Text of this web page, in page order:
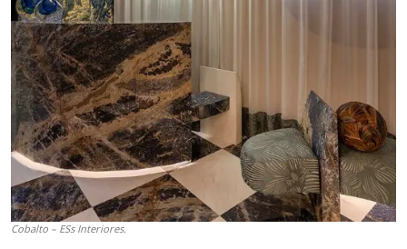
Cobalto – ESs Interiores.